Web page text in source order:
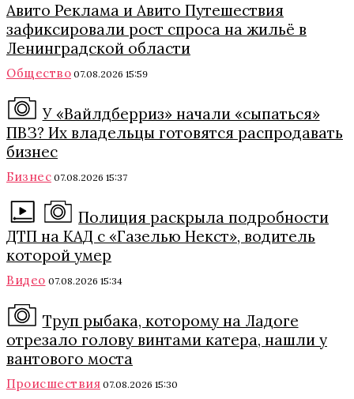
Авито Реклама и Авито Путешествия
зафиксировали рост спроса на жильё в
Ленинградской области
Общество 07.08.2026 15:59
У «Вайлдберриз» начали «сыпаться»
ПВЗ? Их владельцы готовятся распродавать
бизнес
Бизнес 07.08.2026 15:37
Полиция раскрыла подробности
ДТП на КАД с «Газелью Некст», водитель
которой умер
Видео 07.08.2026 15:34
Труп рыбака, которому на Ладоге
отрезало голову винтами катера, нашли у
вантового моста
Происшествия 07.08.2026 15:30